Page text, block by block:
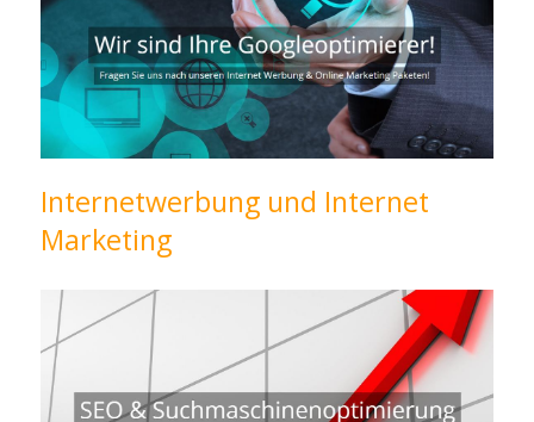
Internetwerbung und Internet
Marketing